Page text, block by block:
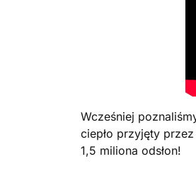
Wcześniej
ciepło przyjęty
1,5 miliona odsłon!